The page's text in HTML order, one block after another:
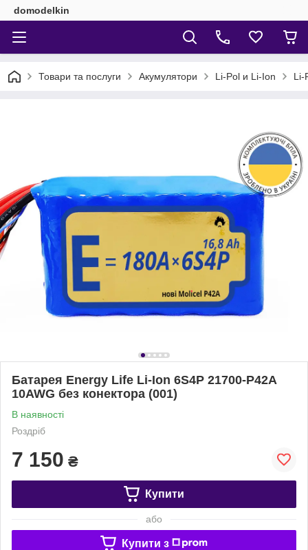
domodelkin
Товари та послуги Акумулятори Li-Pol и Li-Ion Li-
Батарея Energy Life Li-Ion 6S4P 21700-P42A
10AWG без конектора (001)
В наявності
Роздріб
7 150 ₴
Купити
або
Купити з